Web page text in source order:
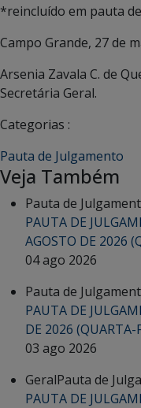
*reincluído em pauta
Campo Grande, 27 de
Arsenia Zavala C. de
Secretária Geral.
Categorias :
Pauta de Julgamento
Veja Também
Pauta de
PAUTA DE
AGOSTO DE 2026
04 ago 2026
Pauta de
PAUTA DE
DE 2026 (QUARTA-
03 ago 2026
GeralPauta de
PAUTA DE